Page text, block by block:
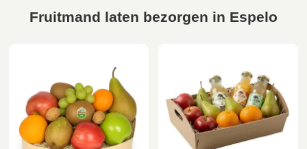
Fruitmand laten bezorgen in Espelo